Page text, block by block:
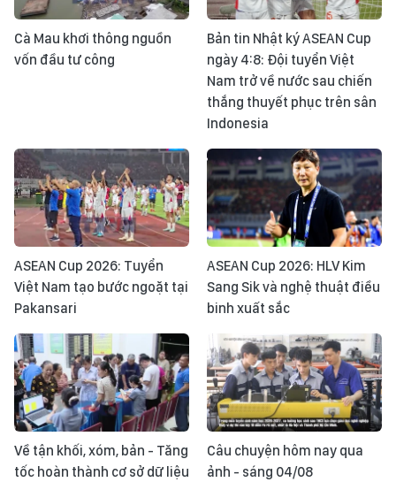
Cà Mau khơi thông nguồn
vốn đầu tư công
Bản tin Nhật ký ASEAN Cup
ngày 4:8: Đội tuyển Việt
Nam trở về nước sau chiến
thắng thuyết phục trên sân
Indonesia
ASEAN Cup 2026: Tuyển
Việt Nam tạo bước ngoặt tại
Pakansari
ASEAN Cup 2026: HLV Kim
Sang Sik và nghệ thuật điều
binh xuất sắc
Về tận khối, xóm, bản - Tăng
tốc hoàn thành cơ sở dữ liệu
Câu chuyện hôm nay qua
ảnh - sáng 04/08